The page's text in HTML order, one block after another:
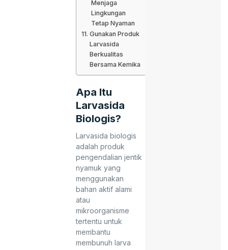
Menjaga
Lingkungan
Tetap Nyaman
Gunakan Produk
Larvasida
Berkualitas
Bersama Kemika
Apa Itu
Larvasida
Biologis?
Larvasida biologis
adalah produk
pengendalian jentik
nyamuk yang
menggunakan
bahan aktif alami
atau
mikroorganisme
tertentu untuk
membantu
membunuh larva